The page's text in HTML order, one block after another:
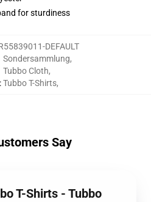
for sturdiness
DEFAULT
:
Sondersammlung,
Tubbo Cloth,
Tubbo T-Shirts,
Say
T-Shirts - Tubbo